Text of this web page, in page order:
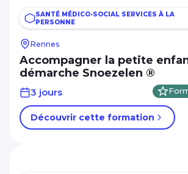
SANTÉ MÉDICO-SOCIAL SERVICES À LA
PERSONNE
Rennes
Accompagner la petite
démarche Snoezelen ®
3 jours
Découvrir cette formation